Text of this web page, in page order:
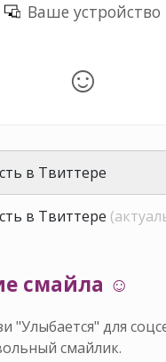
Ваше устройство
☺️
в Твиттере
в Твиттере
смайла ☺️
"Улыбается" для
смайлик.